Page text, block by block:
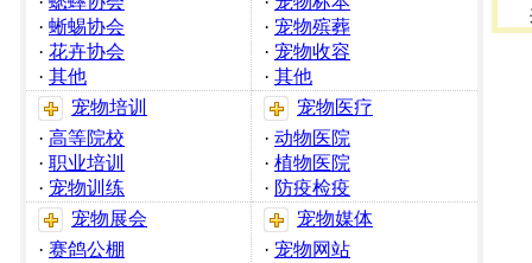
· 蜥蜴协会
· 花卉协会
· 其他
宠物培训
· 高等院校
· 职业培训
· 宠物训练
宠物展会
· 赛鸽公棚
· 宠物殡葬
· 宠物收容
· 其他
宠物医疗
· 动物医院
· 植物医院
· 防疫检疫
宠物媒体
· 宠物网站